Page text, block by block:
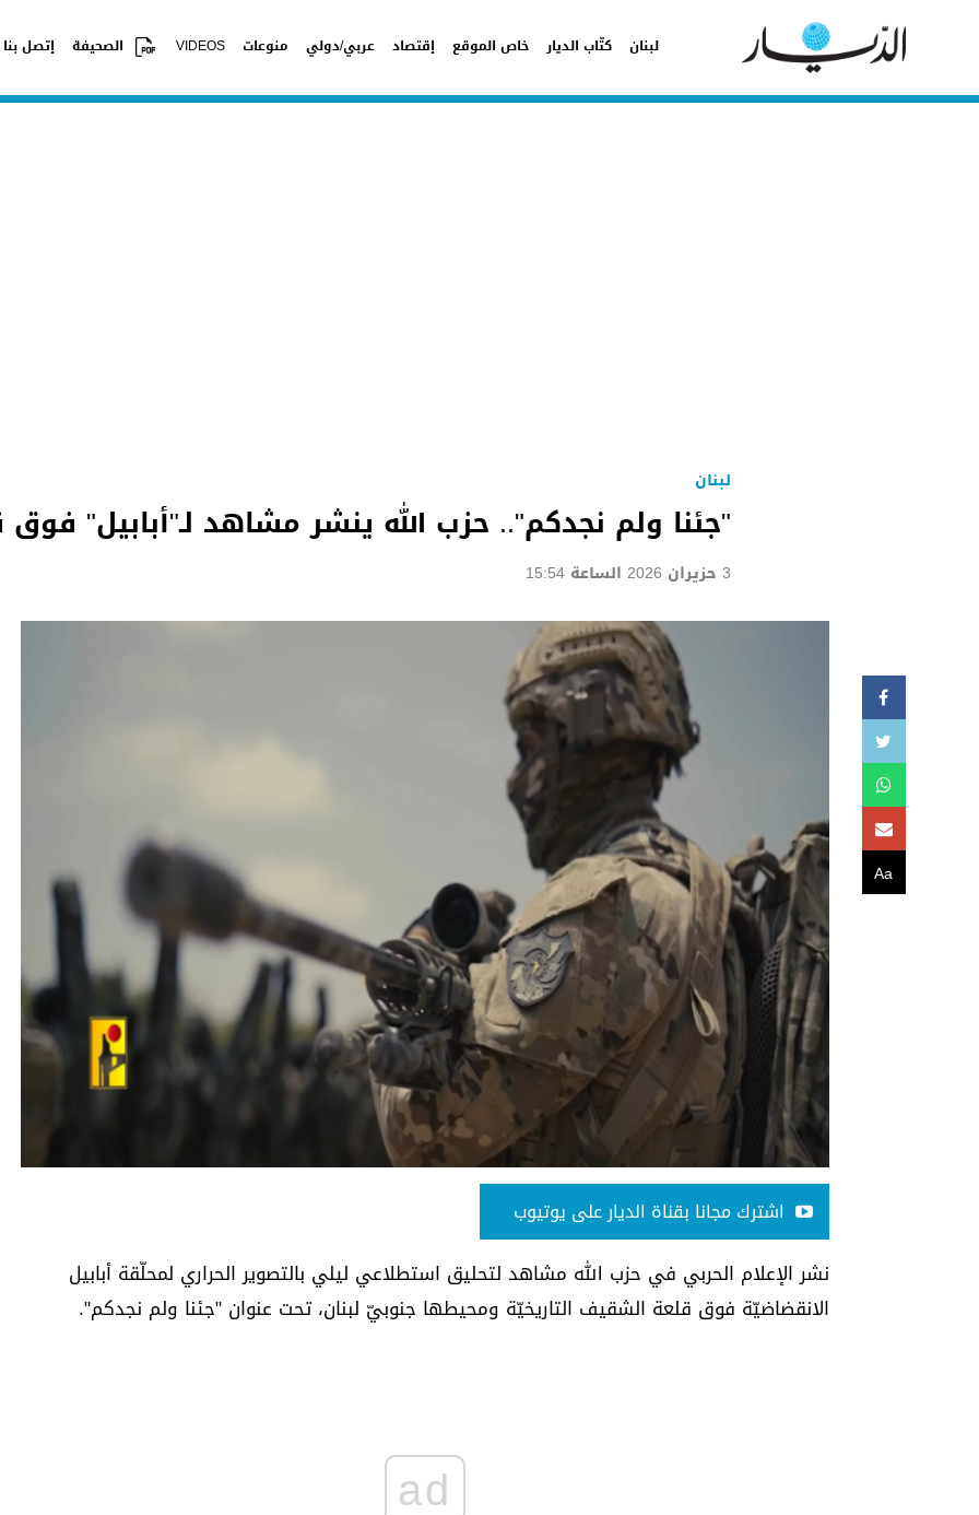
لبنان كتّاب الديار خاص الموقع إقتصاد عربي/دولي منوعات VIDEOS الصحيفة إتصل بنا
لبنان
"جئنا ولم نجدكم".. حزب الله ينشر مشاهد لـ"أبابيل"
3 حزيران 2026 الساعة 15:54
Aa
اشترك مجانا بقناة الديار على يوتيوب
نشر الإعلام الحربي في حزب الله مشاهد لتحليق استطلاعي ليلي بالتصوير الحراري لمحلّقة أبابيل
الانقضاضيّة فوق قلعة الشقيف التاريخيّة ومحيطها جنوبيّ لبنان، تحت عنوان "جئنا ولم نجدكم".
ad